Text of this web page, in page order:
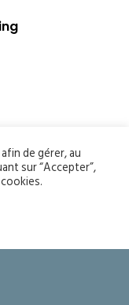
de gérer, au
sur “Accepter”,